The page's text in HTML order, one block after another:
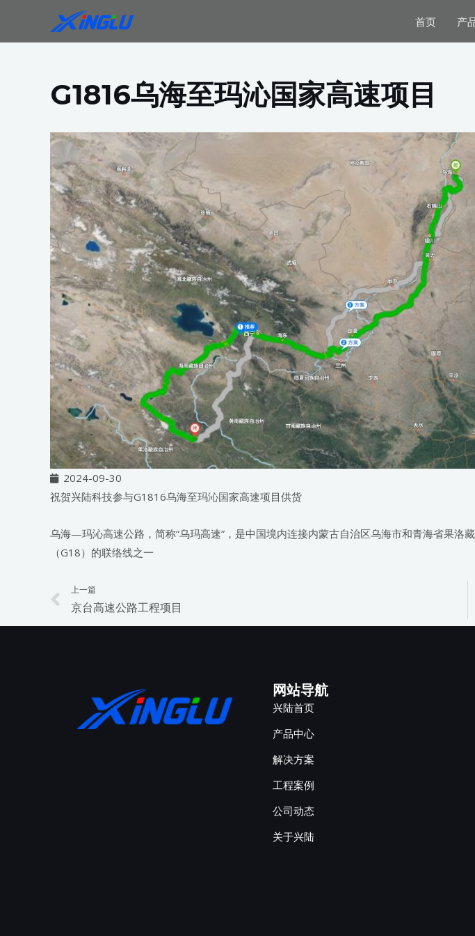
内
首页 产
G1816乌海至玛沁国家高速项目
2024-09-30
祝贺兴陆科技参与G1816乌海至玛沁国家高速项目供货
乌海—玛沁高速公路，简称“乌玛高速”，是中国境内连接内蒙古自治区乌海市和青海省果
（G18）的联络线之一
Prev
上一篇
京台高速公路工程项目
网站导航
兴陆首页
产品中心
解决方案
工程案例
公司动态
关于兴陆